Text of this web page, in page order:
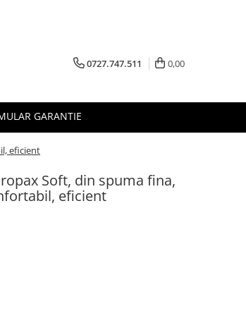
0727.747.511 0,00
GARANTIE
eficient
Soft, din spuma fina,
eficient